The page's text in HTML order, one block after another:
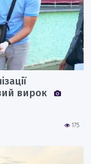
вирок
175